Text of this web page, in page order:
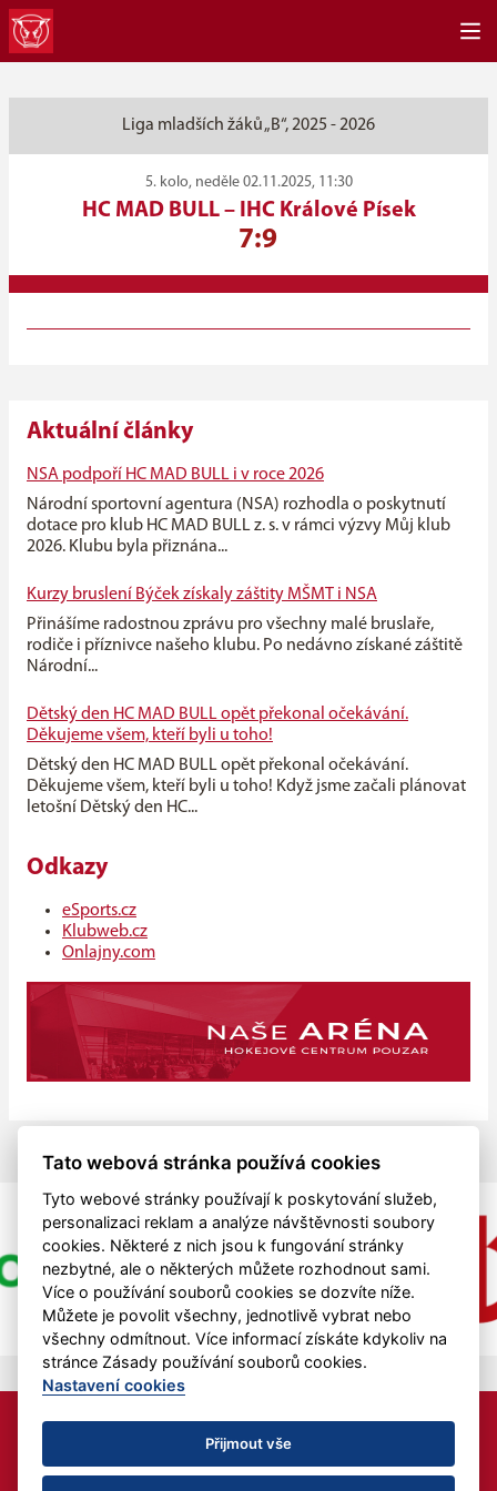
Liga mladších žáků „B“, 2025 - 2026
5. kolo, neděle 02.11.2025, 11:30
HC MAD BULL– IHC Králové Písek
7:9
Aktuální články
NSA podpoří HC MAD BULL i v roce 2026
Národní sportovní agentura (NSA) rozhodla o poskytnutí
dotace pro klub HC MAD BULL z. s. v rámci výzvy Můj klub
2026. Klubu byla přiznána...
Kurzy bruslení Býček získaly záštity MŠMT i NSA
Přinášíme radostnou zprávu pro všechny malé bruslaře,
rodiče i příznivce našeho klubu. Po nedávno získané záštitě
Národní...
Dětský den HC MAD BULL opět překonal očekávání.
Děkujeme všem, kteří byli u toho!
Dětský den HC MAD BULL opět překonal očekávání.
Děkujeme všem, kteří byli u toho! Když jsme začali plánovat
letošní Dětský den HC...
Odkazy
eSports.cz
Klubweb.cz
Onlajny.com
Nastavení cookies
HC MAD BULL z.s. je podporován z finančních prostředků
Jihočeského kraje.
RSS
Tato webová stránka používá cookies
Tyto webové stránky používají k poskytování služeb,
personalizaci reklam a analýze návštěvnosti soubory
cookies. Některé z nich jsou k fungování stránky
nezbytné, ale o některých můžete rozhodnout sami.
Více o používání souborů cookies se dozvíte níže.
Můžete je povolit všechny, jednotlivě vybrat nebo
všechny odmítnout. Více informací získáte kdykoliv na
stránce Zásady používání souborů cookies.
Nastavení cookies
Přijmout vše